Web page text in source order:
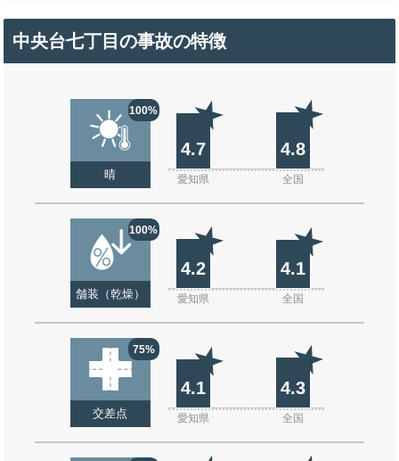
中央台七丁目の事故の特徴
100%
晴
4.7 4.8
愛知県 全国
100%
舗装（乾燥）
4.2 4.1
愛知県 全国
75%
交差点
4.1 4.3
愛知県 全国